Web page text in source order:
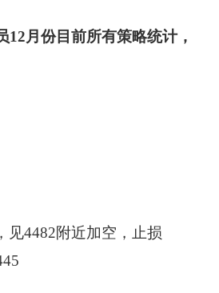
12月份目前所有策略统计，
见4482附近加空，止损